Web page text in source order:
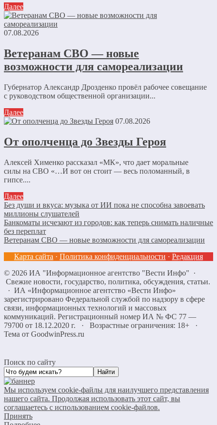
Далее
07.08.2026
Ветеранам СВО — новые
возможности для самореализации
Губернатор Александр Дрозденко провёл рабочее совещание
с руководством общественной организации...
Далее
07.08.2026
От ополченца до Звезды Героя
Алексей Хименко рассказал «МК», что дает моральные
силы на СВО «…И вот он стоит — весь поломанный, в
гипсе....
Далее
Без души и вкуса: музыка от ИИ пока не способна завоевать
миллионы слушателей
Банкоматы исчезают из городов: как теперь снимать наличные
без переплат
Ветеранам СВО — новые возможности для самореализации
Карта сайта · Политика конфиденциальности · Редакция
© 2026 ИА "Информационное агентство "Вести Инфо" ·
Свежие новости, государство, политика, обсуждения, статьи.
· ИА «Информационное агентство «Вести Инфо»
зарегистрировано Федеральной службой по надзору в сфере
связи, информационных технологий и массовых
коммуникаций. Регистрационный номер ИА № ФС 77 —
79700 от 18.12.2020 г. · Возрастные ограничения: 18+
·
Тема от GoodwinPress.ru
Поиск по сайту
Мы используем cookie-файлы для наилучшего представления
нашего сайта. Продолжая использовать этот сайт, вы
соглашаетесь с использованием cookie-файлов.
Принять